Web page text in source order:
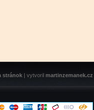
stránok | vytvoril martinzemanek.cz